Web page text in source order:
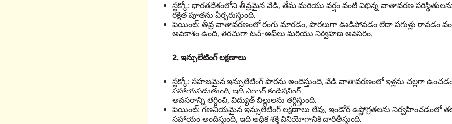
స్టక్కో: భారతదేశంలోని తీవ్రమైన వేడి, తేమ మరియు వర్షం వంటి విభిన్న వాతావరణ పరిస్థితులను
రక్షిత పూతను ఏర్పరుస్తుంది.
పెయింట్: తీవ్ర వాతావరణంలో రంగు మారడం, పొరలుగా ఊడిపోవడం లేదా పగుళ్లు రావడం
అవకాశం ఉంది, తరచుగా టచ్-అప్‌లు మరియు నిర్వహణ అవసరం.
2. ఇన్సులేటింగ్ లక్షణాలు
స్టక్కో: సహజమైన ఇన్సులేటింగ్ పొరను అందిస్తుంది, వేడి వాతావరణంలో ఇళ్లను చల్లగా
సహాయపడుతుంది, ఇది ఎయిర్ కండిషనింగ్
అవసరాన్ని తగ్గించి, విద్యుత్ బిల్లులను తగ్గిస్తుంది.
పెయింట్: గణనీయమైన ఇన్సులేటింగ్ లక్షణాలు లేవు, ఇండోర్ ఉష్ణోగ్రతలను నిర్వహించడంలో
సహాయం అందిస్తుంది, ఇది అధిక శక్తి వినియోగానికి దారితీస్తుంది.